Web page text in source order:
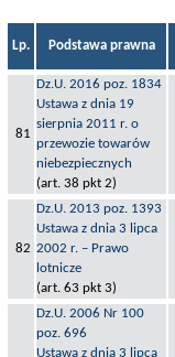
Lp. Podstawa prawna
81
Dz.U. 2016 poz. 1834
Ustawa z dnia 19
sierpnia 2011 r. o
przewozie towarów
niebezpiecznych
(art. 38 pkt 2)
82
Dz.U. 2013 poz. 1393
Ustawa z dnia 3 lipca
2002 r. – Prawo
lotnicze
(art. 63 pkt 3)
Dz.U. 2006 Nr 100
poz. 696
Ustawa z dnia 3 lipca